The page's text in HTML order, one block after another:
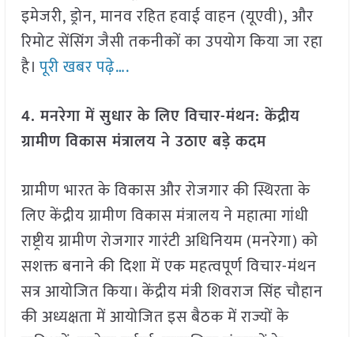
इमेजरी, ड्रोन, मानव रहित हवाई वाहन (यूएवी), और
रिमोट सेंसिंग जैसी तकनीकों का उपयोग किया जा रहा
है।पूरी खबर पढ़े….
4. मनरेगा में सुधार के लिए विचार-मंथन: केंद्रीय
ग्रामीण विकास मंत्रालय ने उठाए बड़े कदम
ग्रामीण भारत के विकास और रोजगार की स्थिरता के
लिए केंद्रीय ग्रामीण विकास मंत्रालय ने महात्मा गांधी
राष्ट्रीय ग्रामीण रोजगार गारंटी अधिनियम (मनरेगा) को
सशक्त बनाने की दिशा में एक महत्वपूर्ण विचार-मंथन
सत्र आयोजित किया। केंद्रीय मंत्री शिवराज सिंह चौहान
की अध्यक्षता में आयोजित इस बैठक में राज्यों के